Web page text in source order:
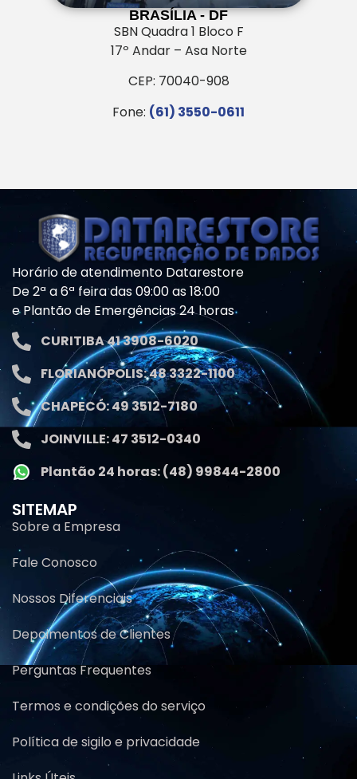
BRASÍLIA - DF
SBN Quadra 1 Bloco F
17º Andar – Asa Norte
CEP: 70040-908
Fone: (61) 3550-0611
Horário de atendimento Datarestore
De 2ª a 6ª feira das 09:00 as 18:00
e Plantão de Emergências 24 horas
CURITIBA 41 3908-6020
FLORIANÓPOLIS: 48 3322-1100
CHAPECÓ: 49 3512-7180
JOINVILLE: 47 3512-0340
Plantão 24 horas: (48) 99844-2800
SITEMAP
Sobre a Empresa
Fale Conosco
Nossos Diferenciais
Depoimentos de Clientes
Perguntas Frequentes
Termos e condições do serviço
Política de sigilo e privacidade